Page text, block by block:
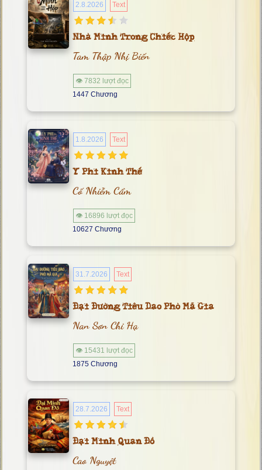
2.8.2026 Text
Nhà Minh Trong Chiếc Hộp
Tam Thập Nhị Biến
👁 7832 lượt đọc
1447 Chương
1.8.2026 Text
Y Phi Kinh Thế
Cố Nhiễm Cẩm
👁 16896 lượt đọc
10627 Chương
31.7.2026 Text
Đại Đường Tiêu Dao Phò Mã Gia
Nan Sơn Chi Hạ
👁 15431 lượt đọc
1875 Chương
28.7.2026 Text
Đại Minh Quan Đồ
Cao Nguyệt